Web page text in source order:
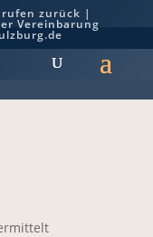
rufen zurück |
Vereinbarung